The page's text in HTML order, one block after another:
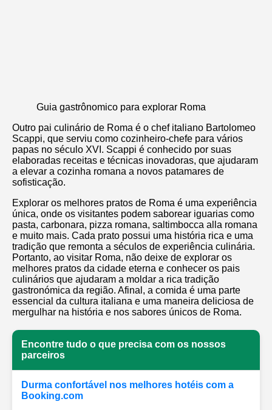
Guia gastrônomico para explorar Roma
Outro pai culinário de Roma é o chef italiano Bartolomeo
Scappi, que serviu como cozinheiro-chefe para vários
papas no século XVI. Scappi é conhecido por suas
elaboradas receitas e técnicas inovadoras, que ajudaram
a elevar a cozinha romana a novos patamares de
sofisticação.
Explorar os melhores pratos de Roma é uma experiência
única, onde os visitantes podem saborear iguarias como
pasta, carbonara, pizza romana, saltimbocca alla romana
e muito mais. Cada prato possui uma história rica e uma
tradição que remonta a séculos de experiência culinária.
Portanto, ao visitar Roma, não deixe de explorar os
melhores pratos da cidade eterna e conhecer os pais
culinários que ajudaram a moldar a rica tradição
gastronómica da região. Afinal, a comida é uma parte
essencial da cultura italiana e uma maneira deliciosa de
mergulhar na história e nos sabores únicos de Roma.
Encontre tudo o que precisa com os nossos
parceiros
Durma confortável nos melhores hotéis com a
Booking.com